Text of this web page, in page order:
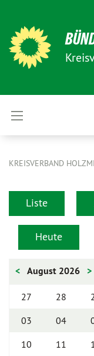
KREISVERBAND
Liste
Heute
< August 2026 >
27 28
03
04
10
11